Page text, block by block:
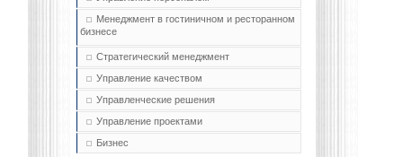
Менеджмент в гостиничном и ресторанном
бизнесе
Стратегический менеджмент
Управление качеством
Управленческие решения
Управление проектами
Бизнес